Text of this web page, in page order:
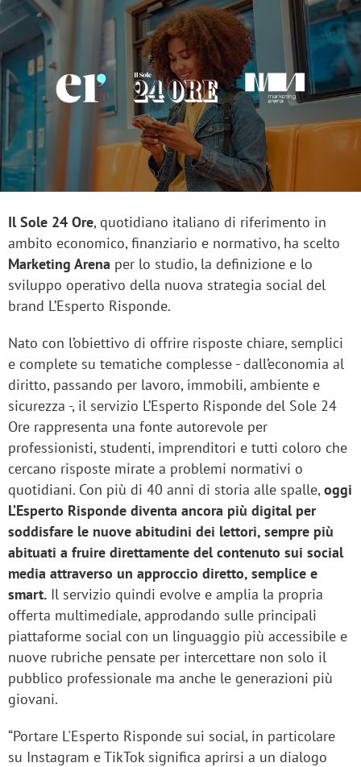
Il Sole 24 Ore, quotidiano italiano di riferimento in
ambito economico, finanziario e normativo, ha scelto
Marketing Arena per lo studio, la definizione e lo
sviluppo operativo della nuova strategia social del
brand L’Esperto Risponde.
Nato con l’obiettivo di offrire risposte chiare, semplici
e complete su tematiche complesse - dall’economia al
diritto, passando per lavoro, immobili, ambiente e
sicurezza -, il servizio L’Esperto Risponde del Sole 24
Ore rappresenta una fonte autorevole per
professionisti, studenti, imprenditori e tutti coloro che
cercano risposte mirate a problemi normativi o
quotidiani. Con più di 40 anni di storia alle spalle,oggi
L’Esperto Risponde diventa ancora più digital per
soddisfare le nuove abitudini dei lettori, sempre più
abituati a fruire direttamente del contenuto sui social
media attraverso un approccio diretto, semplice e
smart. Il servizio quindi evolve e amplia la propria
offerta multimediale, approdando sulle principali
piattaforme social con un linguaggio più accessibile e
nuove rubriche pensate per intercettare non solo il
pubblico professionale ma anche le generazioni più
giovani.
“Portare L'Esperto Risponde sui social, in particolare
su Instagram e TikTok significa aprirsi a un dialogo